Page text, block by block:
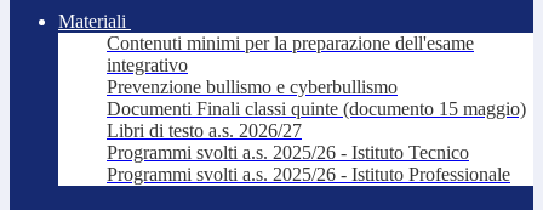
Materiali
Contenuti minimi per la preparazione dell'esame
integrativo
Prevenzione bullismo e cyberbullismo
Documenti Finali classi quinte (documento 15 maggio)
Libri di testo a.s. 2026/27
Programmi svolti a.s. 2025/26 - Istituto Tecnico
Programmi svolti a.s. 2025/26 - Istituto Professionale